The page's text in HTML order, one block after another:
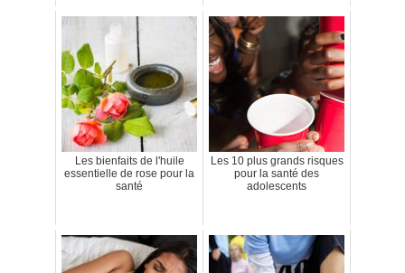
Les bienfaits de l'huile
essentielle de rose pour la
santé
Les 10 plus grands risques
pour la santé des
adolescents